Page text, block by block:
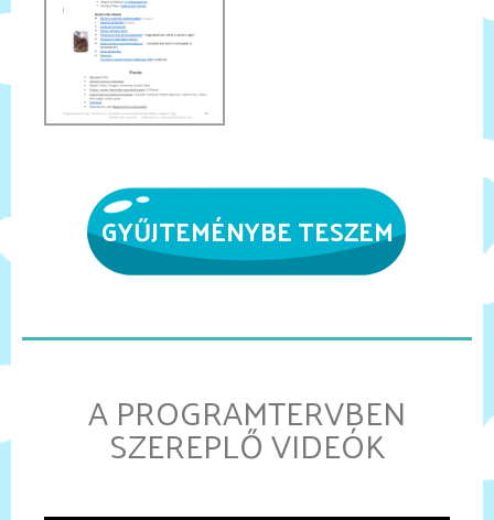
GYŰJTEMÉNYBE TESZEM
A PROGRAMTERVBEN
SZEREPLŐ VIDEÓK